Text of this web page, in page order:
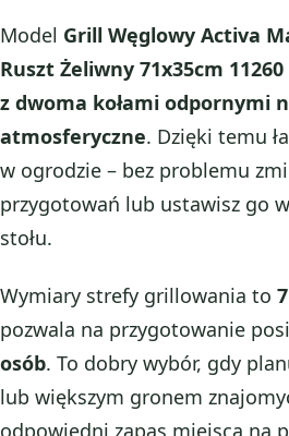
Model Grill Węglowy Activa
Ruszt Żeliwny 71x35cm 11260
z dwoma kołami odpornymi
atmosferyczne. Dzięki temu
w ogrodzie – bez problemu
przygotowań lub ustawisz go
stołu.
Wymiary strefy grillowania to
pozwala na przygotowanie
osób. To dobry wybór, gdy
lub większym gronem
odpowiedni zapas miejsca na